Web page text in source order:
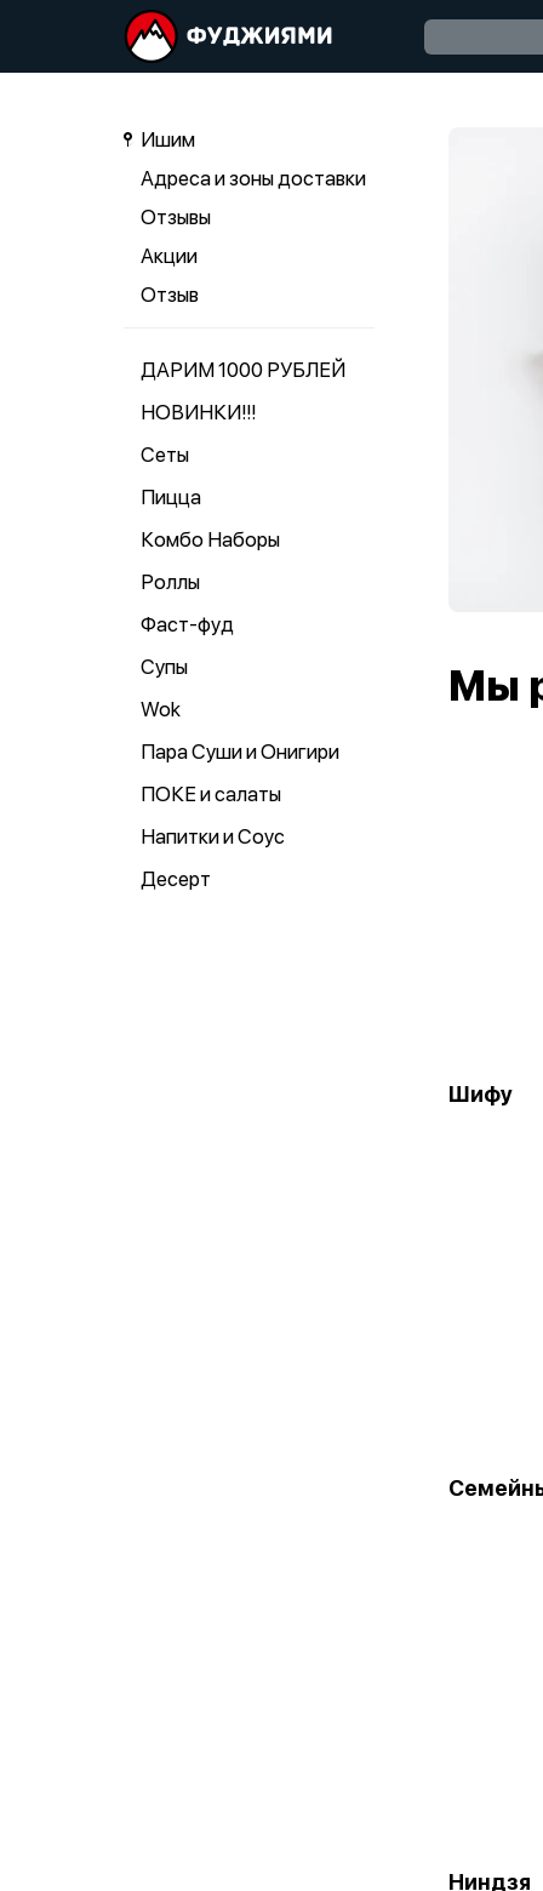
Ишим
Адреса и зоны доставки
Отзывы
Акции
Отзыв
ДАРИМ 1000 РУБЛЕЙ
НОВИНКИ!!!
Сеты
Пицца
Комбо Наборы
Роллы
Фаст-фуд
Супы
Wok
Пара Суши и Онигири
ПОКЕ и салаты
Напитки и Соус
Десерт
Мы
Шифу
Ниндзя